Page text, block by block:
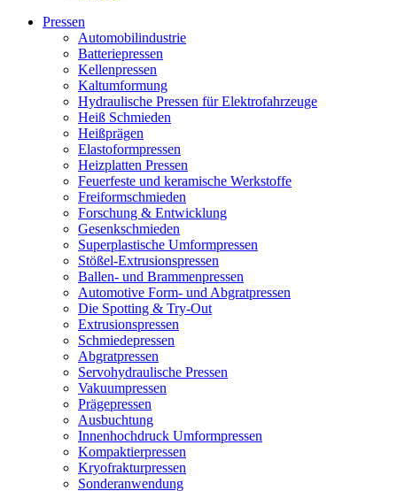
Pressen
Automobilindustrie
Batteriepressen
Kellenpressen
Kaltumformung
Hydraulische Pressen für Elektrofahrzeuge
Heiß Schmieden
Heißprägen
Elastoformpressen
Heizplatten Pressen
Feuerfeste und keramische Werkstoffe
Freiformschmieden
Forschung & Entwicklung
Gesenkschmieden
Superplastische Umformpressen
Stößel-Extrusionspressen
Ballen- und Brammenpressen
Automotive Form- und Abgratpressen
Die Spotting & Try-Out
Extrusionspressen
Schmiedepressen
Abgratpressen
Servohydraulische Pressen​
Vakuumpressen
Prägepressen
Ausbuchtung
Innenhochdruck Umformpressen
Kompaktierpressen
Kryofrakturpressen
Sonderanwendung